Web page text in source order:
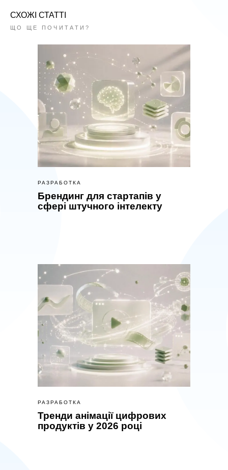
СХОЖІ СТАТТІ
ЩО ЩЕ ПОЧИТАТИ?
РАЗРАБОТКА
Брендинг для стартапів у
сфері штучного інтелекту
РАЗРАБОТКА
Тренди анімації цифрових
продуктів у 2026 році